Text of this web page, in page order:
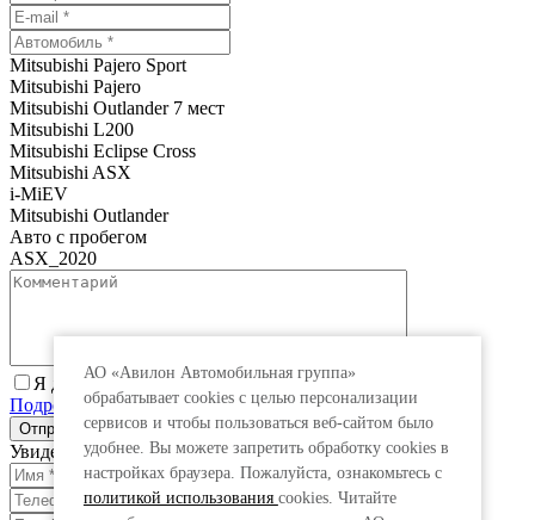
АО «Авилон Автомобильная группа»
обрабатывает cookies с целью персонализации
сервисов и чтобы пользоваться веб-сайтом было
удобнее. Вы можете запретить обработку сookies в
настройках браузера. Пожалуйста, ознакомьтесь с
политикой использования cookies. Читайте
Mitsubishi Pajero Sport
Mitsubishi Pajero
Mitsubishi Outlander 7 мест
Mitsubishi L200
Mitsubishi Eclipse Cross
Mitsubishi ASX
i-MiEV
Mitsubishi Outlander
Авто с пробегом
ASX_2020
Я даю согласие на обработку персональных данных.
Подробнее
Увидеть специальную цену